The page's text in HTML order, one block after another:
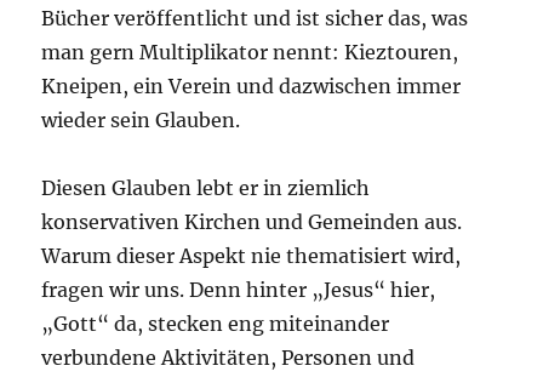
Bücher veröffentlicht und ist sicher das, was
man gern Multiplikator nennt: Kieztouren,
Kneipen, ein Verein und dazwischen immer
wieder sein Glauben.
Diesen Glauben lebt er in ziemlich
konservativen Kirchen und Gemeinden aus.
Warum dieser Aspekt nie thematisiert wird,
fragen wir uns. Denn hinter „Jesus“ hier,
„Gott“ da, stecken eng miteinander
verbundene Aktivitäten, Personen und